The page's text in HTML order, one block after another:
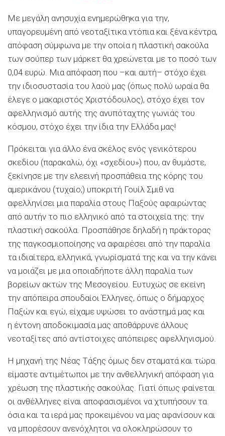
Με μεγάλη ανησυχία ενημερώθηκα για την,
υπαγορευμένη από νεοταξίτικα ντόπια και ξένα κέντρα,
απόφαση σύμφωνα με την οποία η πλαστική σακούλα
των σούπερ των μάρκετ θα χρεώνεται με το ποσό των
0,04 ευρώ. Μια απόφαση που –και αυτή– στόχο έχει
την ιδιοσυστασία του λαού μας (όπως πολύ ωραία θα
έλεγε ο μακαριστός Χριστόδουλος), στόχο έχει τον
αφελληνισμό αυτής της ανυπόταχτης γωνιάς του
κόσμου, στόχο έχει την ίδια την Ελλάδα μας!
Πρόκειται για άλλο ένα σκέλος ενός γενικότερου
σκεδίου (παρακαλώ, όχι «σχεδίου») που, αν θυμάστε,
ξεκίνησε με την ελεεινή προσπάθεια της κόρης του
αμερικάνου (τυχαίο;) υποκριτή Γουίλ Σμιθ να
αφελληνίσει μια παραλία στους Παξούς αφαιρώντας
από αυτήν το πιο ελληνικό από τα στοιχεία της: την
πλαστική σακούλα. Προσπάθησε δηλαδή η πράκτορας
της παγκοσμιοποίησης να αφαιρέσει από την παραλία
τα ιδιαίτερα, ελληνικά, γνωρίσματά της και να την κάνει
να μοιάζει με μια οποιαδήποτε άλλη παραλία των
βορείων ακτών της Μεσογείου. Ευτυχώς σε εκείνη
την απόπειρα σπουδαίοι Έλληνες, όπως ο δήμαρχος
Παξών και εγώ, είχαμε υψώσει το ανάστημά μας και
η έντονη αποδοκιμασία μας αποθάρρυνε άλλους
νεοταξίτες από αντίστοιχες απόπειρες αφελληνισμού.
Η μηχανή της Νέας Τάξης όμως δεν σταματά και τώρα
είμαστε αντιμέτωποι με την ανθελληνική απόφαση για
χρέωση της πλαστικής σακούλας. Γιατί όπως φαίνεται
οι ανθέλληνες είναι αποφασισμένοι να χτυπήσουν τα
όσια και τα ιερά μας προκειμένου να μας αφανίσουν και
να μπορέσουν ανενόχλητοι να ολοκληρώσουν το